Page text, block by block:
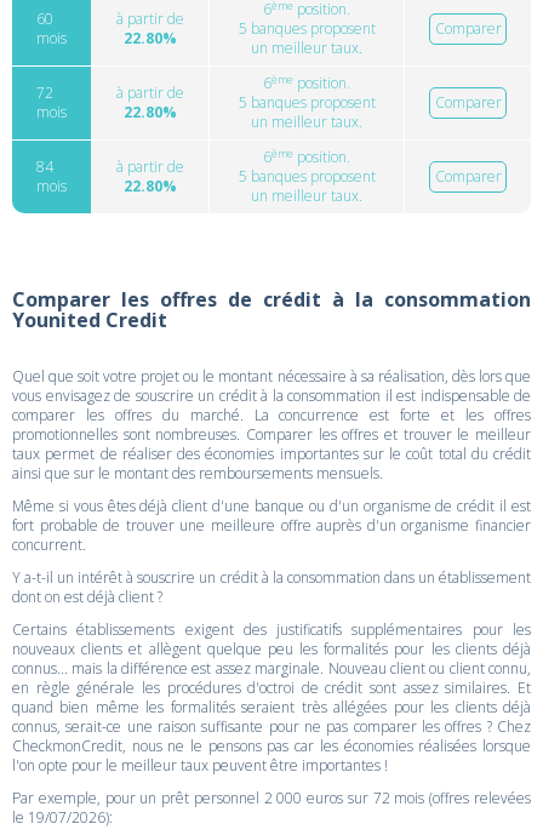
60
mois
à partir de
22.80%
6ème position.
5 banques proposent
un meilleur taux.
Comparer
72
mois
à partir de
22.80%
6ème position.
5 banques proposent
un meilleur taux.
Comparer
84
mois
à partir de
22.80%
6ème position.
5 banques proposent
un meilleur taux.
Comparer
Comparer les offres de crédit à la consommation
Younited Credit
Quel que soit votre projet ou le montant nécessaire à sa réalisation, dès lors que
vous envisagez de souscrire un crédit à la consommation il est indispensable de
comparer les offres du marché. La concurrence est forte et les offres
promotionnelles sont nombreuses. Comparer les offres et trouver le meilleur
taux permet de réaliser des économies importantes sur le coût total du crédit
ainsi que sur le montant des remboursements mensuels.
Même si vous êtes déjà client d'une banque ou d'un organisme de crédit il est
fort probable de trouver une meilleure offre auprès d'un organisme financier
concurrent.
Y a-t-il un intérêt à souscrire un crédit à la consommation dans un établissement
dont on est déjà client ?
Certains établissements exigent des justificatifs supplémentaires pour les
nouveaux clients et allègent quelque peu les formalités pour les clients déjà
connus... mais la différence est assez marginale. Nouveau client ou client connu,
en règle générale les procédures d'octroi de crédit sont assez similaires. Et
quand bien même les formalités seraient très allégées pour les clients déjà
connus, serait-ce une raison suffisante pour ne pas comparer les offres ? Chez
CheckmonCredit, nous ne le pensons pas car les économies réalisées lorsque
l'on opte pour le meilleur taux peuvent être importantes !
Par exemple, pour un prêt personnel 2 000 euros sur 72 mois (offres relevées
le 19/07/2026):